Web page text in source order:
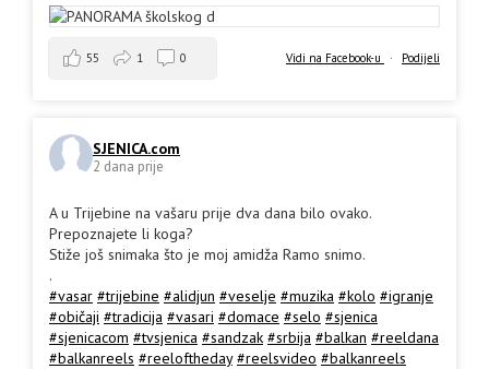
Vidi na Facebook-u · Podijeli
55 1 0
SJENICA.com
2 dana prije
A u Trijebine na vašaru prije dva dana bilo ovako.
Prepoznajete li koga?
Stiže još snimaka što je moj amidža Ramo snimo.
.
#vasar #trijebine #alidjun #veselje #muzika #kolo #igranje
#običaji #tradicija #vasari #domace #selo #sjenica
#sjenicacom #tvsjenica #sandzak #srbija #balkan #reeldana
#balkanreels #reeloftheday #reelsvideo #balkanreels